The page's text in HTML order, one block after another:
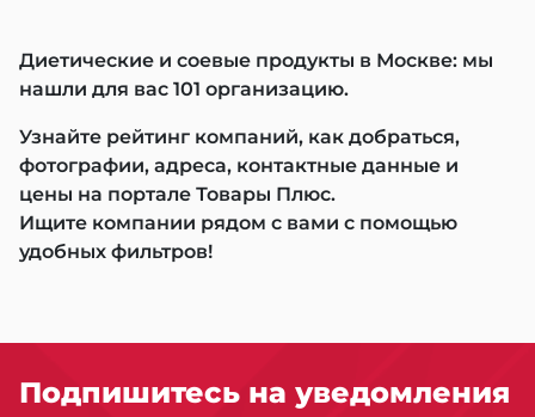
Диетические и соевые продукты в Москве: мы
нашли для вас 101 организацию.
Узнайте рейтинг компаний, как добраться,
фотографии, адреса, контактные данные и
цены на портале Товары Плюс.
Ищите компании рядом с вами с помощью
удобных фильтров!
Подпишитесь на уведомления